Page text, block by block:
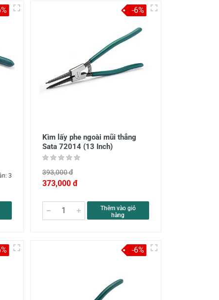
3
Kìm lấy phe ngoài mũi thẳng
Sata 72014 (13 Inch)
393,000 đ
373,000 đ
Thêm vào giỏ
hàng
-6%
-6%